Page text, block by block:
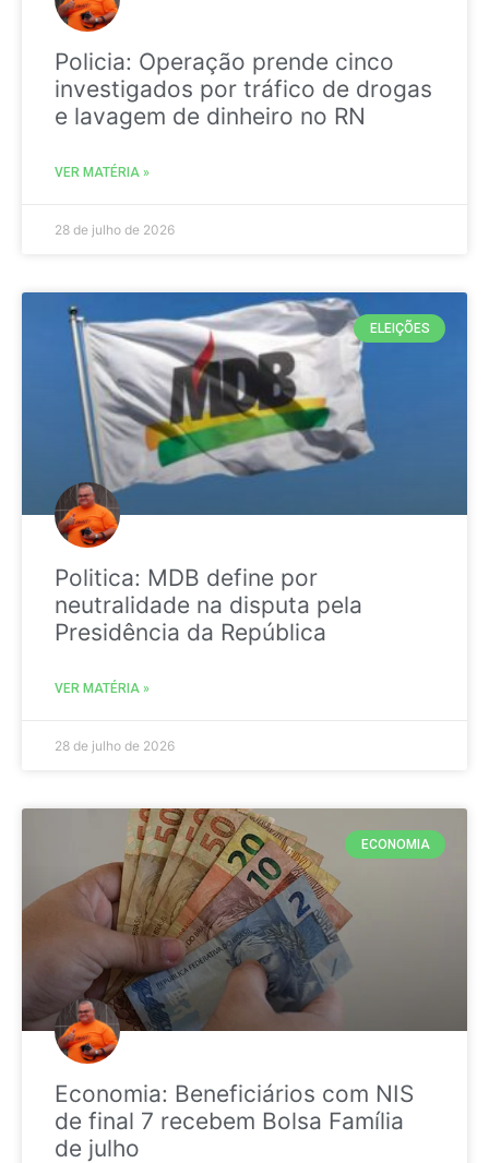
Policia: Operação prende cinco
investigados por tráfico de drogas
e lavagem de dinheiro no RN
VER MATÉRIA »
28 de julho de 2026
ELEIÇÕES
Politica: MDB define por
neutralidade na disputa pela
Presidência da República
VER MATÉRIA »
28 de julho de 2026
ECONOMIA
Economia: Beneficiários com NIS
de final 7 recebem Bolsa Família
de julho